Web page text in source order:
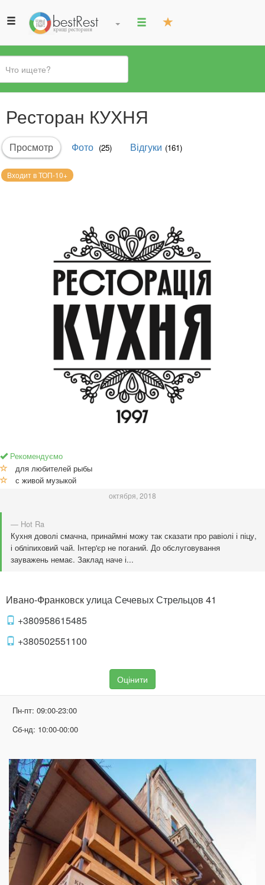
Вы
здесь
Ресторан КУХНЯ
Главные
вкладки
Просмотр (активная
вкладка)
Фото (25) Відгуки (161)
Входит в ТОП-10+
Рекомендуємо
для любителей рыбы
с живой музыкой
октября, 2018
— Hot Ra
Кухня доволі смачна, принаймні можу так сказати про равіолі і піцу,
і обліпиховий чай. Інтер'єр не поганий. До обслуговування
зауважень немає. Заклад наче і...
Ивано-Франковскулица Сечевых Стрельцов 41
+380958615485
+380502551100
Оцінити
Пн-пт: 09:00-23:00
Cб-нд: 10:00-00:00